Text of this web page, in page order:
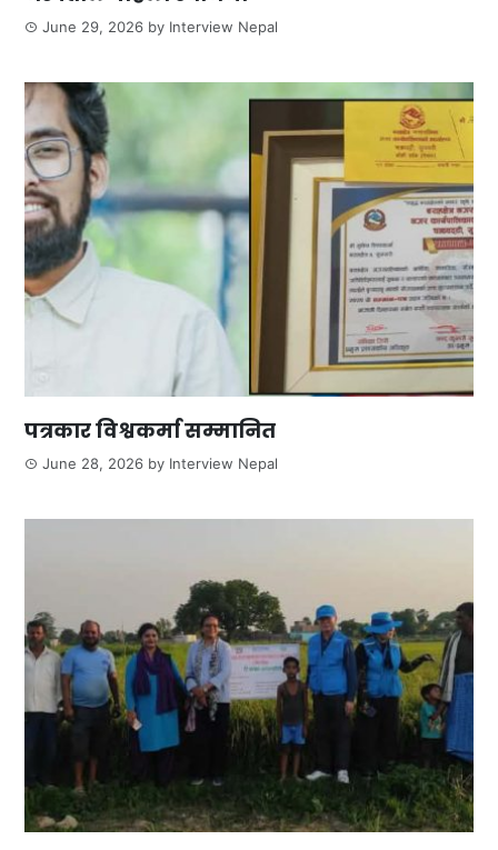
June 29, 2026 by Interview Nepal
पत्रकार विश्वकर्मा सम्मानित
June 28, 2026 by Interview Nepal